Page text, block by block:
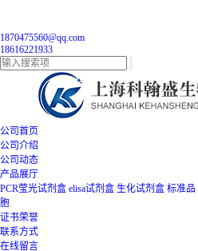
1870475560@qq.com
18616221933
公司首页
公司介绍
公司动态
产品展厅
PCR莹光试剂盒 elisa试剂盒 生化试剂盒 标准品
胞
证书荣誉
联系方式
在线留言